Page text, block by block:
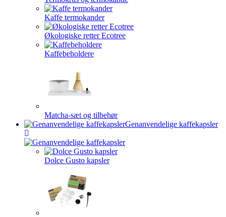
Kaffe termokander
Økologiske retter Ecotree
Kaffebeholdere
Matcha-sæt og tilbehør
Genanvendelige kaffekapsler
Dolce Gusto kapsler